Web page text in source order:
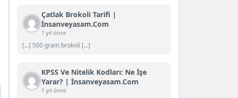
Çatlak Brokoli Tarifi |
İnsanveyasam.com
1 yıl önce
[…] 500 gram brokoli […]
KPSS Ve Nitelik Kodları: Ne İşe
Yarar? | İnsanveyasam.com
1 yıl önce